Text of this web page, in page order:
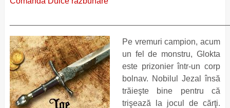
Pe vremuri campion, acum
un fel de monstru, Glokta
este prizonier într-un corp
bolnav. Nobilul Jezal însă
trăieşte bine pentru că
trişează la jocul de cărţi.